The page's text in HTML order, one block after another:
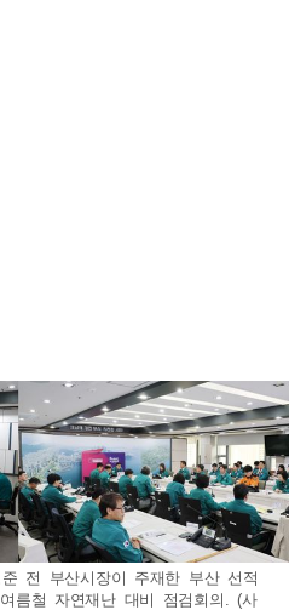
전 부산시장이 주재한 부산 선적
름철 자연재난 대비 점검회의. (사